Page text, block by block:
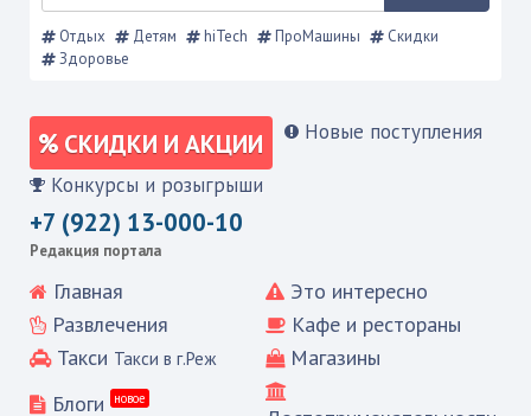
Отдых Детям hiTech ПроМашины
Скидки
Здоровье
СКИДКИ И АКЦИИ Новые поступления
Конкурсы и розыгрыши
+7 (922) 13-000-10
Редакция портала
Главная
Это интересно
Развлечения
Кафе и рестораны
Такси Такси в г.Реж
Магазины
Блоги
новое